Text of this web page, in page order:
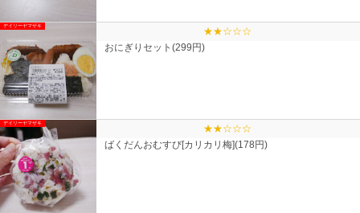
デイリーヤマザキ
★★☆☆☆
おにぎりセット(299円)
デイリーヤマザキ
★★☆☆☆
ばくだんおむすび[カリカリ梅](178円)